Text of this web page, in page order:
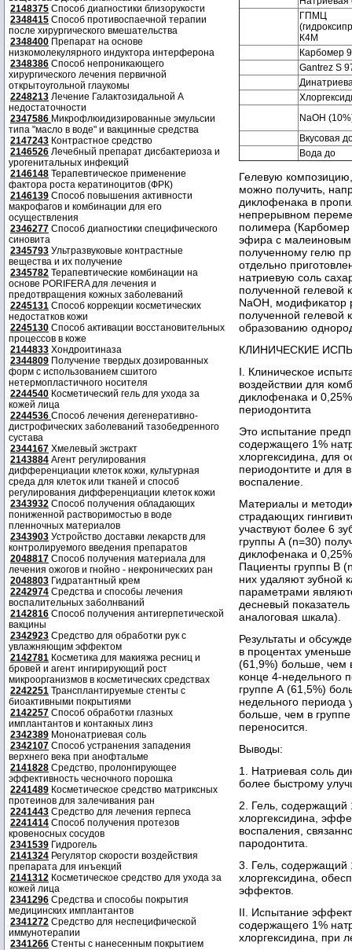
2148375 Способ диагностики близорукости
2348415 Способ противоспаечной терапии
после хирургического вмешательства
2348400 Препарат на основе
низкомолекулярного индуктора интерферона
2348386 Способ непроникающего
хирургического лечения первичной
открытоугольной глаукомы
2248213 Лечение Галактозидальной А
недостаточности
2347586 Микрофлюидизированные эмульсии
типа "масло в воде" и вакцинные средства
2147243 Контрастное средство
2146526 Лечебный препарат дисбактериоза и
урогенитальных инфекций
2146148 Терапевтическое применение
фактора роста кератиноцитов (ФРК)
2146139 Способ повышения активности
макрофагов и комбинации для его
осуществления
2346277 Способ диагностики специфического
синовита
2345793 Ультразвуковые контрастные
вещества и их получение
2345782 Терапевтические комбинации на
основе PORIFERA для лечения и
предотвращения кожных заболеваний
2245131 Способ коррекции косметических
недостатков кожи
2245130 Способ активации восстановительных
процессов в коже
2144833 Хондроитиназа
2344809 Получение твердых дозированных
форм с использованием сшитого
нетермопластичного носителя
2244540 Косметический гель для ухода за
кожей лица
2244536 Способ лечения дегенеративно-
дистрофических заболеваний тазобедренного
сустава
2344167 Хмелевый экстракт
2143884 Агент регулирования
дифференциации клеток кожи, культурная
среда для клеток или тканей и способ
регулирования дифференциации клеток кожи
2343932 Способ получения обладающих
пониженной растворимостью в воде
пленночных материалов
2343903 Устройство доставки лекарств для
контролируемого введения препаратов
2048817 Способ получения материала для
лечения ожогов и гнойно - некронических ран
2048803 Гидратантный крем
2242974 Средства и способы лечения
воспалительных заболнваний
2142816 Способ получения антигерпетической
вакцины
2342923 Средство для обработки рук с
увлажняющим эффектом
2142781 Косметика для макияжа ресниц и
бровей и агент ингирирующий рост
микроорганизмов в косметических средствах
2242251 Трансплантируемые стенты с
биоактивными покрытиями
2142257 Способ обработки глазных
имплантантов и контакных линз
2342389 Мононатриевая соль
2342107 Способ устранения западения
верхнего века при анофтальме
2141828 Средство, пролонгирующее
эффективность чесночного порошка
2241489 Косметическое средство матриксных
протеинов для залечивания ран
2241443 Средство для лечения герпеса
2241414 Способ получения протезов
кровеносных сосудов
2341539 Гидрогель
2141324 Регулятор скорости воздействия
препарата для инъекций
2141312 Косметическое средство для ухода за
кожей лица
2341296 Средства и способы покрытия
медицинских имплантантов
2341272 Средство для неспецифической
иммунотерапии
2341266 Стенты с нанесенным покрытием
ГПМЦ
К4М
Карбомер
Gantrez S
NaOH
Вкусовая
Вода до
Гелевую
можно получить,
диклофенака в
непрерывном
полимера
эфира с малеиновым
полученному гелю
отдельно
натриевую соль
полученной
NaOH, модификатор
полученной гелевой
образованию
КЛИНИЧЕСКИЕ
I. Клиническое
воздействии для
диклофенака и
периодонтита
Это испытание
содержащего 1%
хлоргексидина, для
периодонтите и для
воспаление.
Материалы и
страдающих
участвуют более 6
группы А (n=30)
диклофенака и
Пациенты группы В
них удаляют зубной
параметрами
десневый
аналоговая шкала).
Результаты и
в процентах
(61,9%) больше, чем
конце 4-недельного
группе А (61,5%)
недельного периода
больше, чем в
переносится.
Выводы:
1. Натриевая соль
более быстрому
2. Гель, содержащий
хлоргексидина,
воспаления,
пародонтита.
3. Гель, содержащий
хлоргексидина,
эффектов.
II. Испытание
содержащего 1%
хлоргексидина, при